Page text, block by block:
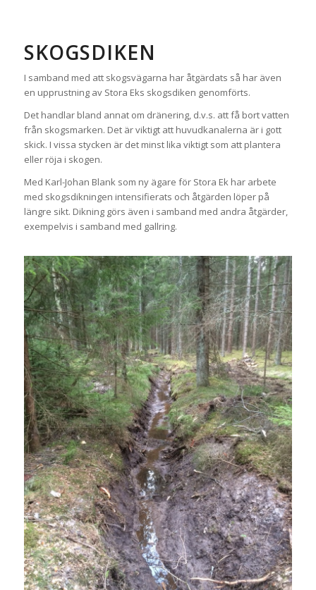
SKOGSDIKEN
I samband med att skogsvägarna har åtgärdats så har även
en upprustning av Stora Eks skogsdiken genomförts.
Det handlar bland annat om dränering, d.v.s. att få bort vatten
från skogsmarken. Det är viktigt att huvudkanalerna är i gott
skick. I vissa stycken är det minst lika viktigt som att plantera
eller röja i skogen.
Med Karl-Johan Blank som ny ägare för Stora Ek har arbete
med skogsdikningen intensifierats och åtgärden löper på
längre sikt. Dikning görs även i samband med andra åtgärder,
exempelvis i samband med gallring.